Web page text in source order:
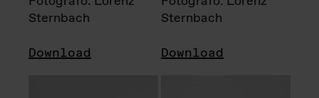
Sternbach
Download
Sternbach
Download